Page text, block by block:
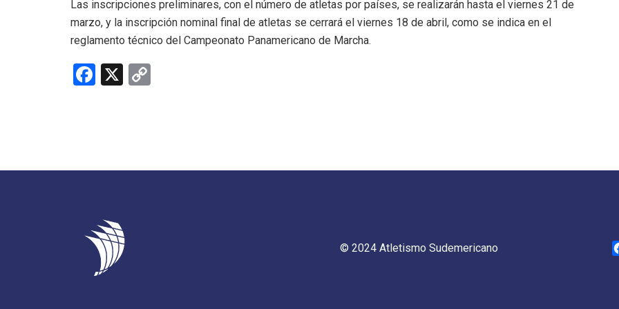
Las inscripciones preliminares, con el número de atletas por países, se realizarán hasta el viernes 21 de
marzo, y la inscripción nominal final de atletas se cerrará el viernes 18 de abril, como se indica en el
reglamento técnico del Campeonato Panamericano de Marcha.
F
X
© 2024 Atletismo Sudemericano